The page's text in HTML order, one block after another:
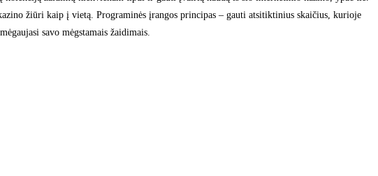
žiūri kaip į vietą. Programinės įrangos principas – gauti atsitiktinius skaičius, kurioje
savo mėgstamais žaidimais.